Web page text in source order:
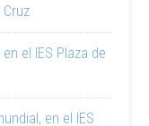
el IES Plaza de
en el IES